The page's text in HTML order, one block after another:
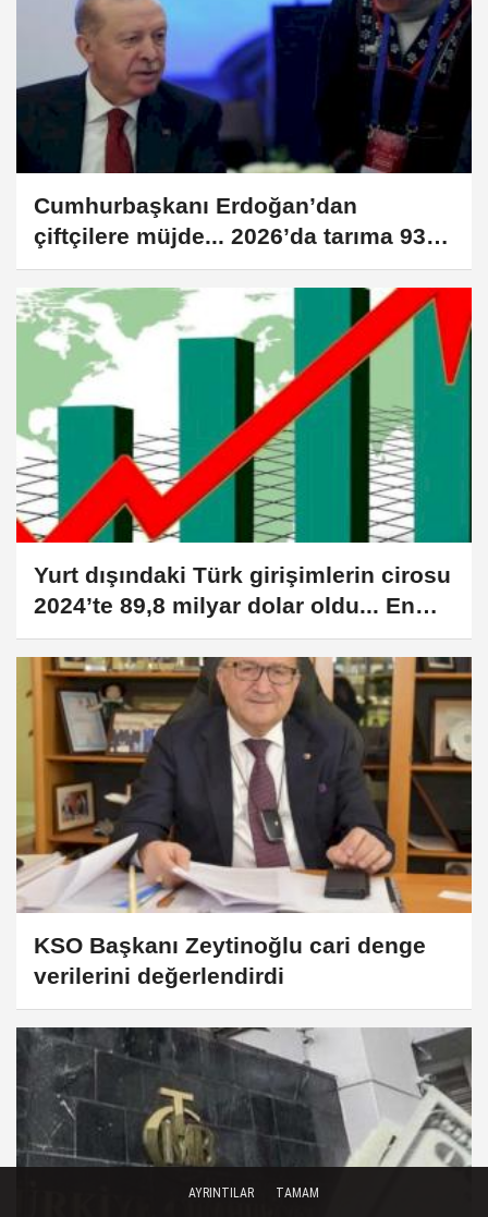
Cumhurbaşkanı Erdoğan’dan
çiftçilere müjde... 2026’da tarıma 939
milyar TL destek
Yurt dışındaki Türk girişimlerin cirosu
2024’te 89,8 milyar dolar oldu... En
yüksek ciro sanayi ve ticarette
KSO Başkanı Zeytinoğlu cari denge
verilerini değerlendirdi
AYRINTILAR TAMAM